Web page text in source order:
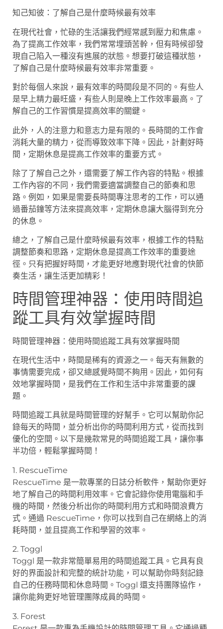
知己知彼：了解自己是什麼時候最有效率
在現代社會，忙碌的生活讓我們經常感到壓力和焦慮。
為了提高工作效率，我們常常埋頭苦幹，但有時候卻發
現自己陷入一種沒有進展的狀態。想要打破這種狀態，
了解自己是什麼時候最有效率非常重要。
對於每個人來說，最有效率的時間段是不同的。有些人
是早上精力最旺盛，有些人則是晚上工作效率最高。了
解自己的工作習慣是提高效率的關鍵。
此外，人的注意力和意志力是有限的。長時間的工作會
消耗大量的精力，從而導致效率下降。因此，計劃好時
間，定期休息是提高工作效率的重要方式。
除了了解自己之外，還需要了解工作內容的特點。根據
工作內容的不同，我們需要適當調整自己的節奏和思
路。例如，如果是需要長時間專注思考的工作，可以通
過番茄鐘等方法來提高效率，定期休息讓大腦得到充分
的休息。
總之，了解自己是什麼時候最有效率，根據工作的特點
調整節奏和思路，定期休息是提高工作效率的重要途
徑。只有把握好時間，才能更好地應對現代社會的快節
奏生活，讓生活更加精彩！
時間管理神器：使用時間追
蹤工具有效掌握時間
時間管理神器：使用時間追蹤工具有效掌握時間
在現代生活中，時間是稀有的資源之一。每天有無數的
事情需要完成，卻又總感覺時間不夠用。因此，如何有
效地掌握時間，是我們在工作和生活中非常重要的課
題。
時間追蹤工具就是時間管理的好幫手。它可以幫助你記
錄每天的時間，並分析出你的時間利用方式，從而找到
優化的空間。以下是幾款常見的時間追蹤工具，讓你事
半功倍，輕鬆掌握時間！
1. RescueTime
RescueTime 是一款專業的日誌分析軟件，幫助你更好
地了解自己的時間利用效率。它會記錄你使用電腦和手
機的時間，然後分析出你的時間利用方式和時間浪費方
式。通過 RescueTime，你可以找到自己在網絡上的消
耗時間，並且提高工作和學習的效率。
2. Toggl
Toggl 是一款非常簡單易用的時間追蹤工具。它具有良
好的界面設計和完整的統計功能，可以幫助你時刻記錄
自己的任務時間和休息時間。Toggl 還支持團隊協作，
讓你能夠更好地管理團隊成員的時間。
3. Forest